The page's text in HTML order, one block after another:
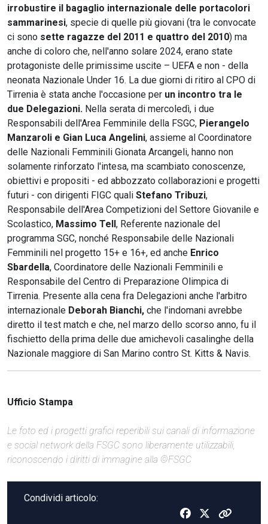
irrobustire il bagaglio internazionale delle portacolori
sammarinesi, specie di quelle più giovani (tra le convocate
ci sono sette ragazze del 2011 e quattro del 2010) ma
anche di coloro che, nell'anno solare 2024, erano state
protagoniste delle primissime uscite – UEFA e non - della
neonata Nazionale Under 16. La due giorni di ritiro al CPO di
Tirrenia è stata anche l'occasione per un incontro tra le
due Delegazioni. Nella serata di mercoledì, i due
Responsabili dell'Area Femminile della FSGC, Pierangelo
Manzaroli e Gian Luca Angelini, assieme al Coordinatore
delle Nazionali Femminili Gionata Arcangeli, hanno non
solamente rinforzato l'intesa, ma scambiato conoscenze,
obiettivi e propositi - ed abbozzato collaborazioni e progetti
futuri - con dirigenti FIGC quali Stefano Tribuzi,
Responsabile dell'Area Competizioni del Settore Giovanile e
Scolastico, Massimo Tell, Referente nazionale del
programma SGC, nonché Responsabile delle Nazionali
Femminili nel progetto 15+ e 16+, ed anche Enrico
Sbardella, Coordinatore delle Nazionali Femminili e
Responsabile del Centro di Preparazione Olimpica di
Tirrenia. Presente alla cena fra Delegazioni anche l'arbitro
internazionale Deborah Bianchi, che l'indomani avrebbe
diretto il test match e che, nel marzo dello scorso anno, fu il
fischietto della prima delle due amichevoli casalinghe della
Nazionale maggiore di San Marino contro St. Kitts & Navis.
Ufficio Stampa
Le foto ed i progetti grafici reperibili sui canali di informazione
e social network della FSGC sono liberamente utilizzabili,
riconoscendo i diritti di immagine alla ©FSGC
Condividi articolo: